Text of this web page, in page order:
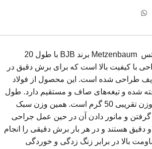
قیچی جراحی صاف متس Metzenbaum برند BJB با طول 20
با کیفیت بالا است که برای برش دقیق در
طراحی شده است. این محصول از فولاد
شده و تیغه‌های صاف و مستقیم دارد. طول
قیچی 20 سانتی‌متر و وزن تقریبی 50 گرم است. همین وزن سبک
و مانور دادن آن در حین عمل جراحی
و دقیق هستند و در هر بار برش دقیقی را انجام
بالا در برابر زنگ زدگی و خوردگی